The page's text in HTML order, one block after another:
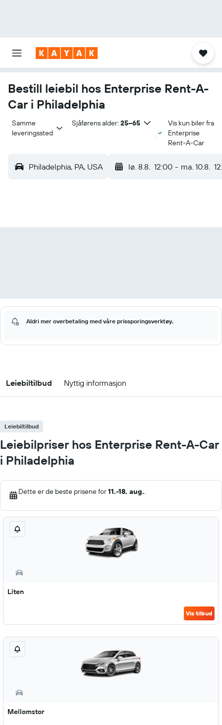
Bestill leiebil hos Enterprise Rent-A-
Car i Philadelphia
Samme
leveringssted
Sjåførens alder: 25–65
Vis kun biler fra
Enterprise
Rent-A-Car
Philadelphia, PA, USA lø. 8.8. 12:00 - ma. 10.8.
Aldri mer overbetaling med våre prissporingsverktøy.
Leiebiltilbud Nyttig informasjon
Leiebiltilbud
Leiebilpriser hos Enterprise Rent-A-Car
i Philadelphia
Dette er de beste prisene for11.-18. aug..
Liten
Vis tilbud
Mellomstor